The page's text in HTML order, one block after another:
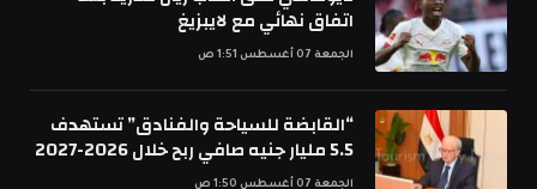
اتفاق نهائي مع لايبزيغ
الجمعة 07 أغسطس 1:51 ص
“القابضة للسياحة والفنادق” تستهدف
5.5 مليار جنيه صافي ربح خلال 2026-2027
الجمعة 07 أغسطس 1:50 ص